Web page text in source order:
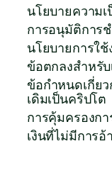
นโยบายความ
การอนุมัติการ
นโยบายการใ
ข้อตกลงสำหรับ
ข้อกำหนดเกี่ยว
เดิมเป็นคริปโต
การคุ้มครองก
เงินที่ไม่มีการอ้